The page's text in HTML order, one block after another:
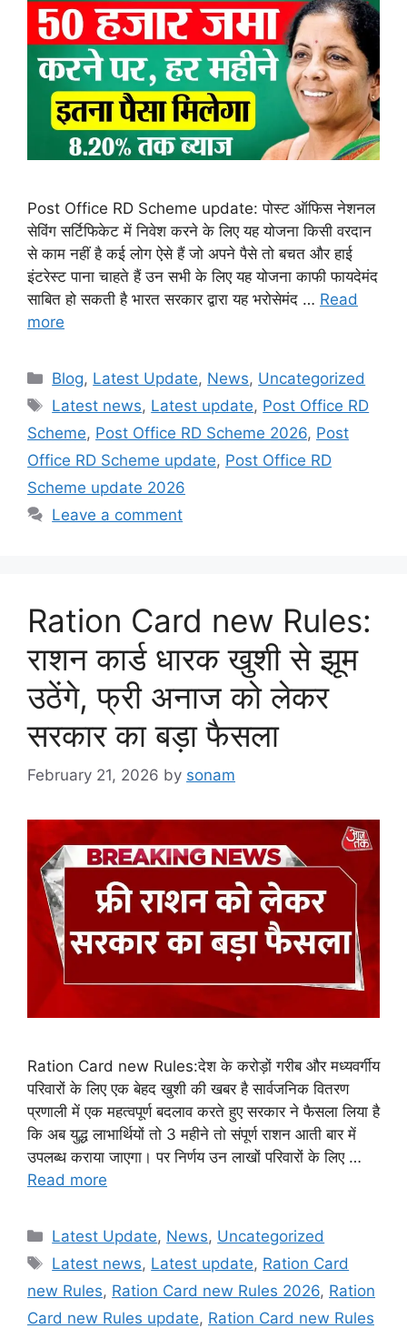
Post Office RD Scheme update: पोस्ट ऑफिस नेशनल
सेविंग सर्टिफिकेट में निवेश करने के लिए यह योजना किसी वरदान
से काम नहीं है कई लोग ऐसे हैं जो अपने पैसे तो बचत और हाई
इंटरेस्ट पाना चाहते हैं उन सभी के लिए यह योजना काफी फायदेमंद
साबित हो सकती है भारत सरकार द्वारा यह भरोसेमंद … Read
more
Categories
Blog, Latest Update, News, Uncategorized
Tags
Latest news, Latest update, Post Office RD
Scheme, Post Office RD Scheme 2026, Post
Office RD Scheme update, Post Office RD
Scheme update 2026
Leave a comment
Ration Card new Rules:
राशन कार्ड धारक खुशी से झूम
उठेंगे, फ्री अनाज को लेकर
सरकार का बड़ा फैसला
February 21, 2026 by sonam
Ration Card new Rules:देश के करोड़ों गरीब और मध्यवर्गीय
परिवारों के लिए एक बेहद खुशी की खबर है सार्वजनिक वितरण
प्रणाली में एक महत्वपूर्ण बदलाव करते हुए सरकार ने फैसला लिया है
कि अब युद्ध लाभार्थियों तो 3 महीने तो संपूर्ण राशन आती बार में
उपलब्ध कराया जाएगा। पर निर्णय उन लाखों परिवारों के लिए …
Read more
Categories
Latest Update, News, Uncategorized
Tags
Latest news, Latest update, Ration Card
new Rules, Ration Card new Rules 2026, Ration
Card new Rules update, Ration Card new Rules